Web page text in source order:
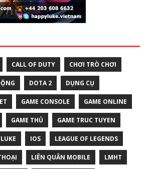
CALL OF DUTY CHƠI TRÒ CHƠI
DOTA 2 DỤNG CỤ
GAME CONSOLE GAME ONLINE
GAME THỦ GAME TRUC TUYEN
IOS LEAGUE OF LEGENDS
LIÊN QUÂN MOBILE LMHT